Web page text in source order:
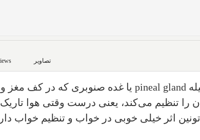
تصاویر
pineal gland یا غده صنوبری که در کف مغز
تنظیم می‌کند، یعنی درست وقتی هوا
اثر خیلی خوبی در خواب و تنظیم خواب